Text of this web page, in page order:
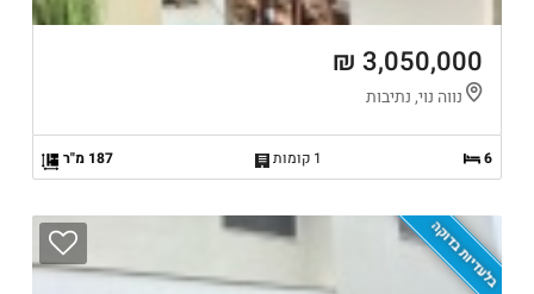
3,050,000 ₪
נווה נוי, נתיבות
6 1 קומות 187 מ"ר
בלעדיות בדוקה